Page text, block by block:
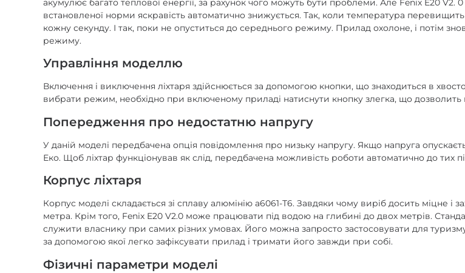
встановленої норми яскравість автоматично знижується. Так, коли температура
кожну секунду. І так, поки не опуститься до середнього режиму. Прилад охолоне, і потім
режиму.
Управління моделлю
Включення і виключення ліхтаря здійснюється за допомогою кнопки, що знаходиться в
вибрати режим, необхідно при включеному приладі натиснути кнопку злегка, що
Попередження про недостатню напругу
У даній моделі передбачена опція повідомлення про низьку напругу. Якщо напруга
Еко. Щоб ліхтар функціонував як слід, передбачена можливість роботи автоматично до тих
Корпус ліхтаря
Корпус моделі складається зі сплаву алюмінію а6061-Т6. Завдяки чому виріб досить міцне
метра. Крім того, Fenix E20 V2.0 може працювати під водою на глибині до двох метрів.
служити власнику при самих різних умовах. Його можна запросто застосовувати для
за допомогою якої легко зафіксувати прилад і тримати його завжди при собі.
Фізичні параметри моделі